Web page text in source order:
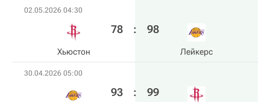
02.05.2026 04:30
Хьюстон
78 : 98
Лейкерс
30.04.2026 05:00
93 : 99